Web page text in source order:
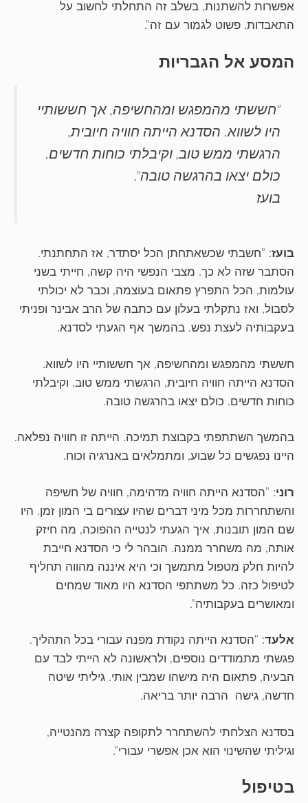
אפשרות להשתנות, בשלב זה התחלתי לחשוב על
התאבדות, פשוט לגמור עם זה".
המסע אל הגבריות
"חששתי מהמפגש ומהחשיפה, אך חששותיי
היו לשווא. הסדנא הייתה חוויה חיובית,
הרגשתי ממש טוב, וקיבלתי כוחות חדשים.
כולם יצאו בהרגשה טובה".
בועז
בועז: "חשבתי שכשאתחתן הכל יסתדר, אז התחתנתי.
הסתבר שזה לא כך. מצבי הנפשי היה קשה, חייתי בשני
עולמות, הכל התפרץ פתאום בעוצמה, וכבר לא יכולתי
לסבול, ואז נתקלתי בעלון עם כתבה של הרב אבינר ופניתי
בעקבותיה לעצת נפש. בהמשך אף הגעתי לסדנא.
חששתי מהמפגש ומהחשיפה, אך חששותיי היו לשווא.
הסדנא הייתה חוויה חיובית, הרגשתי ממש טוב, וקיבלתי
כוחות חדשים. כולם יצאו בהרגשה טובה.
בהמשך השתתפתי בקבוצת תמיכה. הייתה זו חוויה נפלאה.
היינו נפגשים כל שבוע, ומתמלאים באנרגיה וכוח.
רוני: "הסדנא הייתה חוויה מדהימה, חוויה של חשיפה
והשתחררות מכל מיני דברים שהיו עצורים בי המון זמן. היו
שם המון תובנות, איך הגעתי לנטייה ההפוכה, מה חיזק
אותה, מה משחרר ממנה. הובהר לי כי הסדנא חייבת
להיות חלק מטפול מתמשך וכי היא איננה מהווה תחליף
לטיפול כזה. כל משתתפי הסדנא היו מאוד שמחים
ומאושרים בעקבותיה".
אלעד: "הסדנא הייתה נקודת מפנה עבורי בכל התהליך.
פגשתי מתמודדים נוספים, ולראשונה לא הייתי לבד עם
הבעיה, פתאום היה מישהו שמבין אותי. גיליתי שיטה
חדשה, גישה הרבה יותר בריאה.
בסדנא הצלחתי להשתחרר לתקופה קצרה מהנטייה,
וגיליתי שהשינוי הוא אכן אפשרי עבורי".
בטיפול